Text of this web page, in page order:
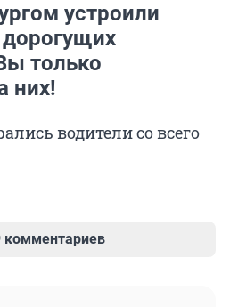
устроили
дорогущих
только
них!
водители со всего
комментариев